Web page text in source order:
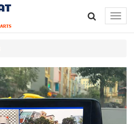
Toggle